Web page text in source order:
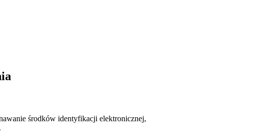
środków identyfikacji elektronicznej,